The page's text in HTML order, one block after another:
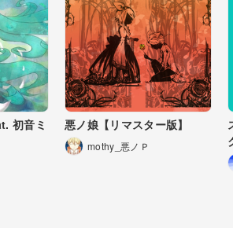
初音ミ
悪ノ娘【リマスター版】
mothy_悪ノＰ